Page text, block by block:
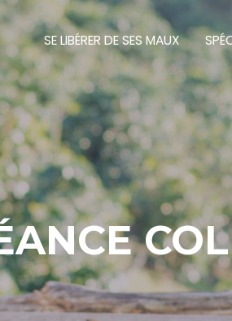
SE LIBÉRER DE SES MAUX